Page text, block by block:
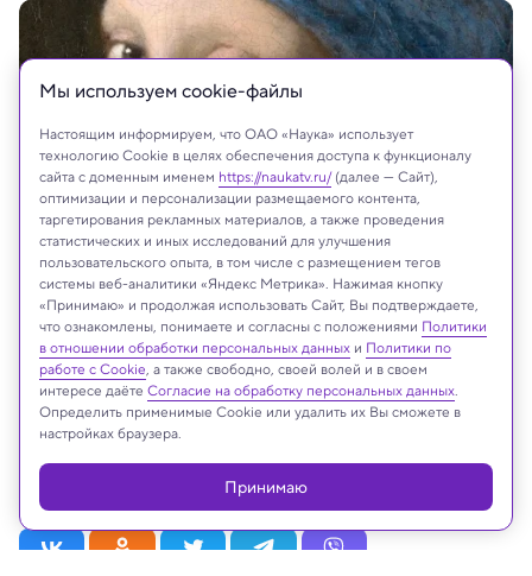
На сайте могут быть использованы материалы
интернет-ресурсов Facebook и Instagram,
владельцем которых является компания Meta
Platforms Inc., запрещённая на территории
Российской Федерации
Мы используем сookie-файлы
Принимаю
Настоящим информируем, что ОАО «Наука» использует
технологию Cookie в целях обеспечения доступа к функционалу
сайта с доменным именем https://naukatv.ru/(далее — Сайт),
оптимизации и персонализации размещаемого контента,
таргетирования рекламных материалов, а также проведения
статистических и иных исследований для улучшения
пользовательского опыта, в том числе с размещением тегов
системы веб-аналитики «Яндекс Метрика». Нажимая кнопку
«Принимаю» и продолжая использовать Сайт, Вы подтверждаете,
что ознакомлены, понимаете и согласны с положениями Политики
в отношении обработки персональных данных и Политики по
работе с Cookie, а также свободно, своей волей и в своем
интересе даёте Согласие на обработку персональных данных.
Определить применимые Cookie или удалить их Вы сможете в
настройках браузера.